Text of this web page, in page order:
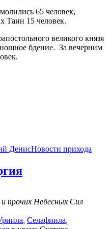
65 человек,
Таин 15 человек.
великого князя
бдение. За вечерним
ДенисРубрики
Новости прихода
и прочих Небесных Сил
Селафиила